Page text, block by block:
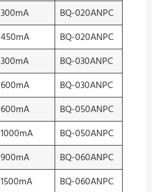
300mA
BQ-020ANPC
450mA
BQ-020ANPC
300mA
BQ-030ANPC
600mA
BQ-030ANPC
600mA
BQ-050ANPC
1000mA
BQ-050ANPC
900mA
BQ-060ANPC
1500mA BQ-060ANPC